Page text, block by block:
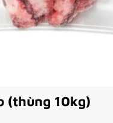
(thùng 10kg)